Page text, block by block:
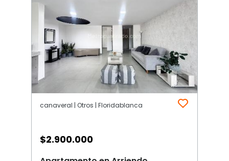
canaveral | Otros | Floridablanca
$2.900.000